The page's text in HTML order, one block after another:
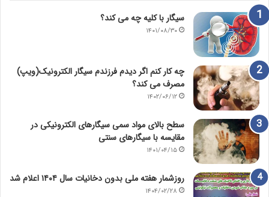
سیگار با کلیه چه می کند؟
۱۴۰۱/۰۸/۳۰
چه کار کنم اگر دیدم فرزندم سیگار الکترونیک(ویپ)
مصرف می کند؟
۱۴۰۲/۰۶/۱۲
سطح بالای مواد سمی سیگارهای الکترونیکی در
مقایسه با سیگارهای سنتی
۱۴۰۱/۰۴/۱۵
روزشمار هفته ملی بدون دخانیات سال ۱۴۰۴ اعلام شد
۱۴۰۴/۰۲/۲۸